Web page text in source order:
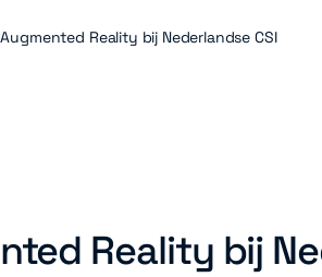
Augmented Reality bij Nederlandse CSI
Reality bij